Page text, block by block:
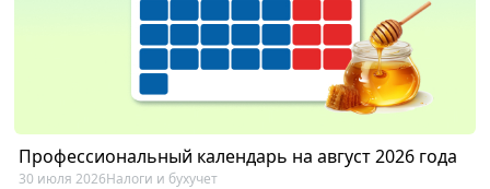
Профессиональный календарь на август 2026 года
30 июля 2026Налоги и бухучет